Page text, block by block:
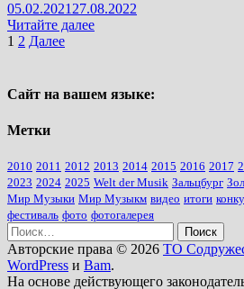
05.02.2021 27.08.2022
2014,
январь.
Читайте далее
Пагинация
1 2 Далее
Сайт на вашем языке:
Метки
2010 2011 2012 2013 2014 2015 2016 2017
2023 2024 2025 Welt der Musik Зальцбург
Мир Музыки Мир Музыкм видео итоги
фестиваль фото фотогалерея
Найти:
Авторские права © 2026 ТО
WordPress и Bam.
На основе действующего